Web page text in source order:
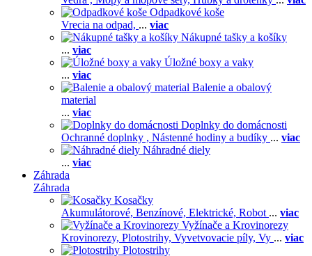
Odpadkové koše
Vrecia na odpad, ... viac
Nákupné tašky a košíky
... viac
Úložné boxy a vaky
... viac
Balenie a obalový
material
... viac
Doplnky do domácnosti
Ochranné doplnky , Nástenné hodiny a budíky ... viac
Náhradné diely
... viac
Záhrada
Záhrada
Kosačky
Akumulátorové, Benzínové, Elektrické, Robot ... viac
Vyžínače a Krovinorezy
Krovinorezy, Plotostrihy, Vyvetvovacie píly, Vy ... viac
Plotostrihy